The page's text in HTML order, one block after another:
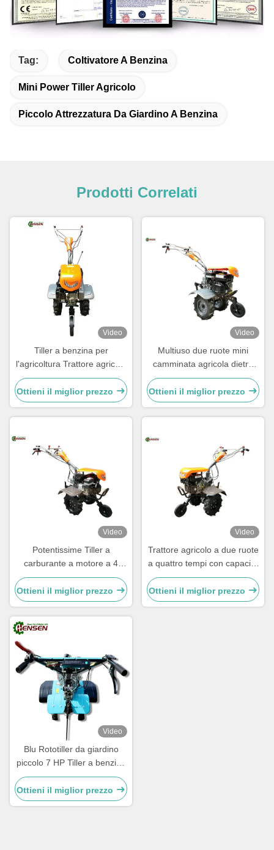
Tag: Coltivatore A Benzina
Mini Power Tiller Agricolo
Piccolo Attrezzatura Da Giardino A Benzina
Prodotti Correlati
Video
Tiller a benzina per
l'agricoltura Trattore agricolo
a due ruote da 7 CV
Ottieni il miglior prezzo
Video
Multiuso due ruote mini
camminata agricola dietro
Tiller 7HP
Ottieni il miglior prezzo
Video
Potentissime Tiller a
carburante a motore a 4
tempi con larghezza di
rilevamento da 500 a 800
mm
Ottieni il miglior prezzo
Video
Trattore agricolo a due ruote
a quattro tempi con capacità
di 100 libbre
Ottieni il miglior prezzo
Video
Blu Rototiller da giardino
piccolo 7 HP Tiller a benzina
multiuso
Ottieni il miglior prezzo